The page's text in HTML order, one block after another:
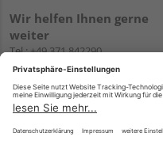
Wir helfen Ihnen gerne
weiter
Tel.:+49 371 842290
E-
WhatsApp